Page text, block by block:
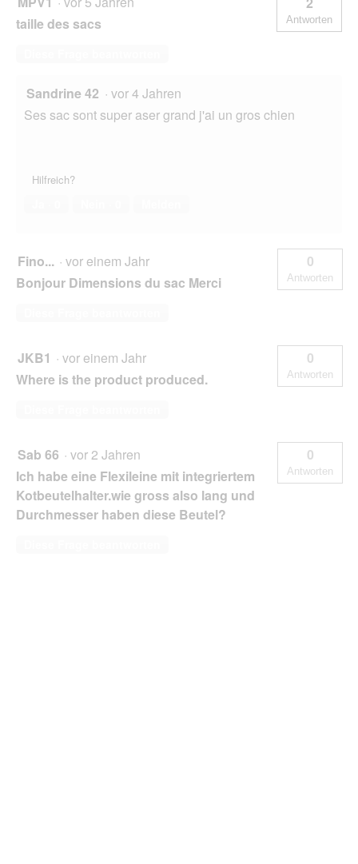
taille des sacs
Antworten
Sandrine 42 · vor 4 Jahren
Ses sac sont super aser grand j'ai un gros chien
Hilfreich?
Fino... · vor einem Jahr
Bonjour Dimensions du sac Merci
0
Antworten
JKB1 · vor einem Jahr
Where is the product produced.
0
Antworten
Sab 66 · vor 2 Jahren
Ich habe eine Flexileine mit integriertem
Kotbeutelhalter.wie gross also lang und
Durchmesser haben diese Beutel?
0
Antworten